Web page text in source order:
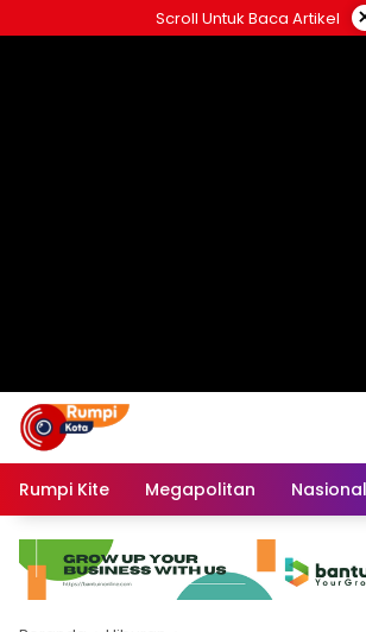
ke
Scroll Untuk Baca Artikel
Rumpi Kite Megapolitan Nasional